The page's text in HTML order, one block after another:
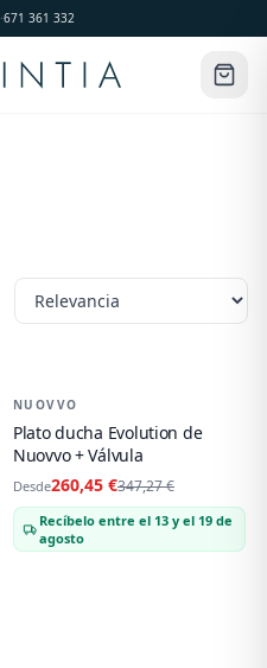
·671 361 332
25%
NUOVVO
Plato ducha Evolution de
Nuovvo + Válvula
Desde260,45 €347,27 €
Recíbelo entre el 13 y el 19 de
agosto